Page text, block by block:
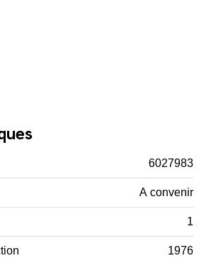
6027983
A convenir
1
1976